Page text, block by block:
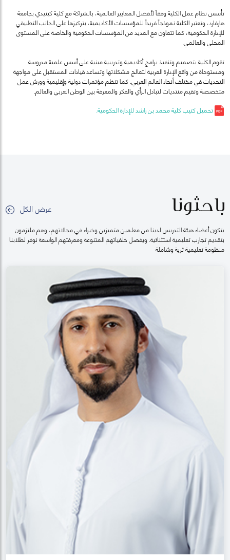
تأسس نظام عمل الكلية وفقاً لأفضل المعايير العالمية، بالشراكة مع كلية كينيدي بجامعة
هارفارد، وتعتبر الكلية نموذجاً فريداً للمؤسسات الأكاديمية، بتركيزها على الجانب التطبيقي
للإدارة الحكومية، كما تتعاون مع العديد من المؤسسات الحكومية والخاصة على المستوى
المحلي والعالمي.
تقوم الكلية بتصميم وتنفيذ برامج أكاديمية وتدريبية مبنية على أسس علمية مدروسة
ومستوحاة من واقع الإدارة العربية لتعالج مشكلاتها وتساعد قيادات المستقبل على مواجهة
التحديات في مختلف أنحاء العالم العربي. كما تنظم مؤتمرات دولية وإقليمية وورش عمل
متخصصة وتقيم منتديات لتبادل الرأي والفكر والمعرفة بين الوطن العربي والعالم.
تحميل كتيب كلية محمد بن راشد للإدارة الحكومية.
باحثونا عرض الكل
يتكون أعضاء هيئة التدريس لدينا من معلمين متميزين وخبراء في مجالاتهم، وهم ملتزمون
بتقديم تجارب تعليمية استثنائية. ويفصل خلفياتهم المتنوعة ومعرفتهم الواسعة نوفر لطلابنا
منظومة تعليمية ثرية وشاملة